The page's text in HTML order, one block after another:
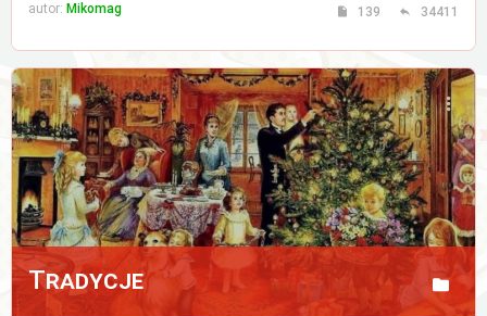
autor: Mikomag 139 34411
Tradycje